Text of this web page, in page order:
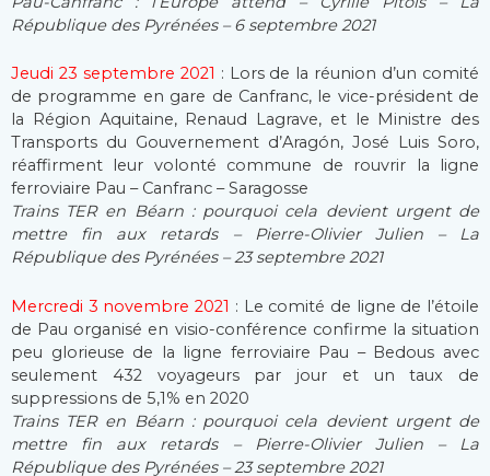
République des Pyrénées – 6 septembre 2021
Jeudi 23 septembre 2021 : Lors de la réunion d’un comité
de programme en gare de Canfranc, le vice-président de
la Région Aquitaine, Renaud Lagrave, et le Ministre des
Transports du Gouvernement d’Aragón, José Luis Soro,
réaffirment leur volonté commune de rouvrir la ligne
ferroviaire Pau – Canfranc – Saragosse
Trains TER en Béarn : pourquoi cela devient urgent de
mettre fin aux retards – Pierre-Olivier Julien – La
République des Pyrénées – 23 septembre 2021
Mercredi 3 novembre 2021 : Le comité de ligne de l’étoile
de Pau organisé en visio-conférence confirme la situation
peu glorieuse de la ligne ferroviaire Pau – Bedous avec
seulement 432 voyageurs par jour et un taux de
suppressions de 5,1% en 2020
Trains TER en Béarn : pourquoi cela devient urgent de
mettre fin aux retards – Pierre-Olivier Julien – La
République des Pyrénées – 23 septembre 2021